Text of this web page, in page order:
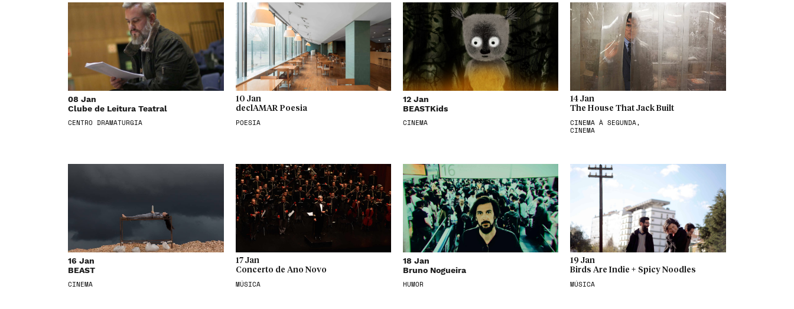
08 Jan
Clube de Leitura Teatral
CENTRO DRAMATURGIA
10 Jan
declAMAR Poesia
POESIA
12 Jan
BEASTKids
CINEMA
14 Jan
The House That Jack Built
CINEMA À SEGUNDA,
CINEMA
16 Jan
BEAST
CINEMA
17 Jan
Concerto de Ano Novo
MÚSICA
18 Jan
Bruno Nogueira
HUMOR
19 Jan
Birds Are Indie + Spicy Noodles
MÚSICA